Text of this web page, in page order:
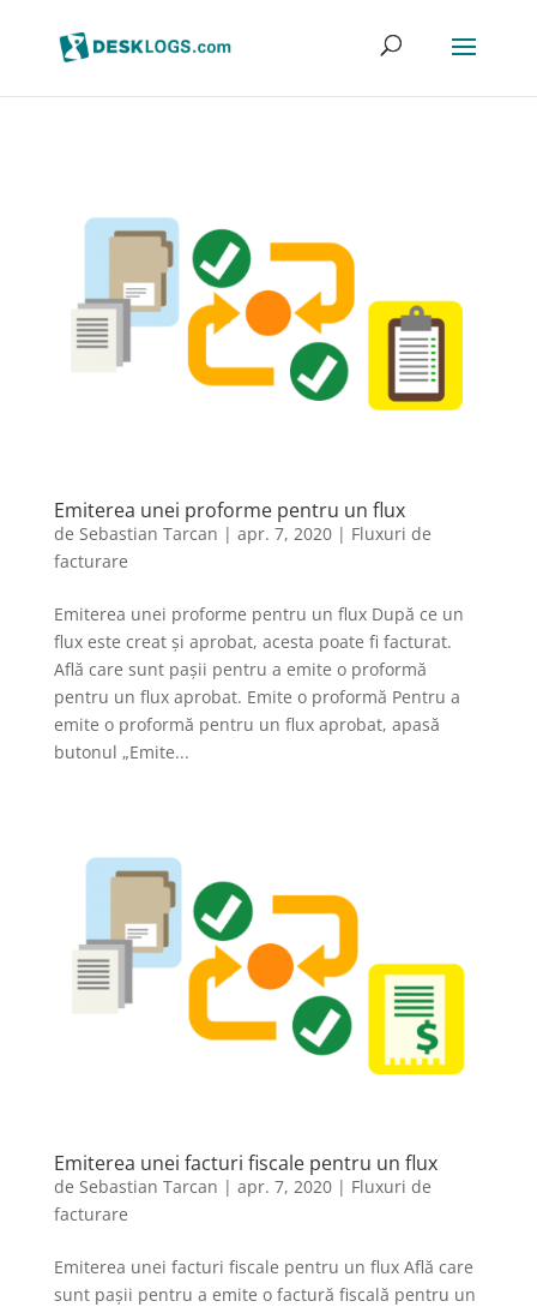
Emiterea unei proforme pentru un flux
de Sebastian Tarcan | apr. 7, 2020| Fluxuri de
facturare
Emiterea unei proforme pentru un flux După ce un
flux este creat și aprobat, acesta poate fi facturat.
Află care sunt pașii pentru a emite o proformă
pentru un flux aprobat. Emite o proformă Pentru a
emite o proformă pentru un flux aprobat, apasă
butonul „Emite...
Emiterea unei facturi fiscale pentru un flux
de Sebastian Tarcan | apr. 7, 2020| Fluxuri de
facturare
Emiterea unei facturi fiscale pentru un flux Află care
sunt pașii pentru a emite o factură fiscală pentru un